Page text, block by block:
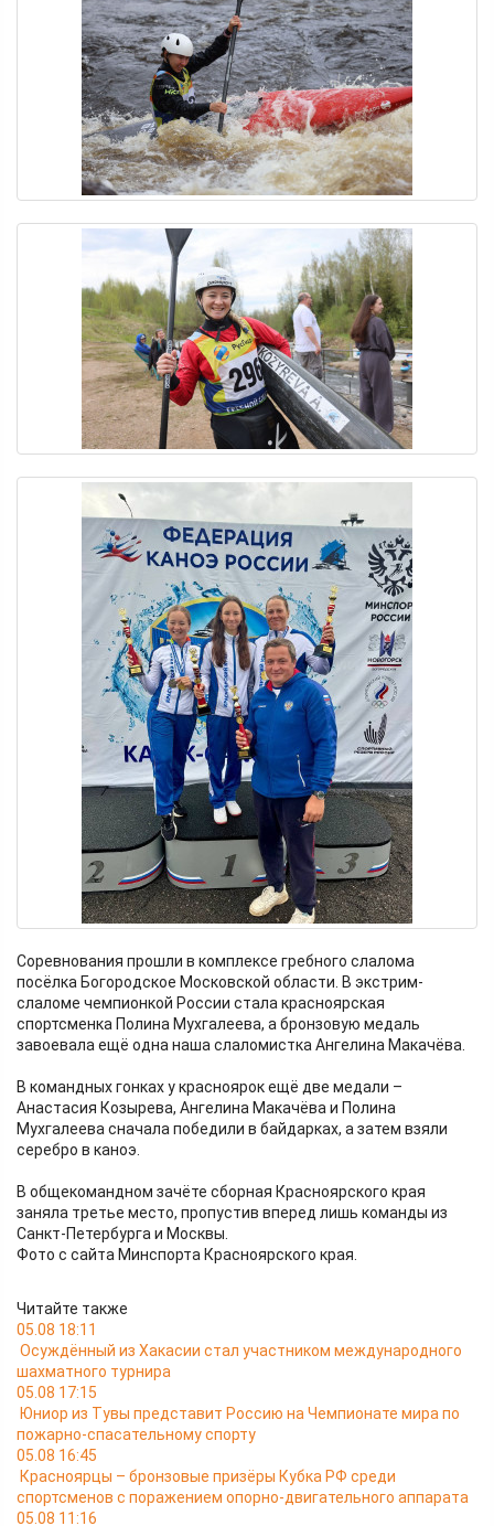
Соревнования прошли в комплексе гребного слалома
посёлка Богородское Московской области. В экстрим-
слаломе чемпионкой России стала красноярская
спортсменка Полина Мухгалеева, а бронзовую медаль
завоевала ещё одна наша слаломистка Ангелина Макачёва.
В командных гонках у красноярок ещё две медали –
Анастасия Козырева, Ангелина Макачёва и Полина
Мухгалеева сначала победили в байдарках, а затем взяли
серебро в каноэ.
В общекомандном зачёте сборная Красноярского края
заняла третье место, пропустив вперед лишь команды из
Санкт-Петербурга и Москвы.
Фото с сайта Минспорта Красноярского края.
Читайте также
05.08 18:11
Осуждённый из Хакасии стал участником международного
шахматного турнира
05.08 17:15
Юниор из Тувы представит Россию на Чемпионате мира по
пожарно-спасательному спорту
05.08 16:45
Красноярцы – бронзовые призёры Кубка РФ среди
спортсменов с поражением опорно-двигательного аппарата
05.08 11:16